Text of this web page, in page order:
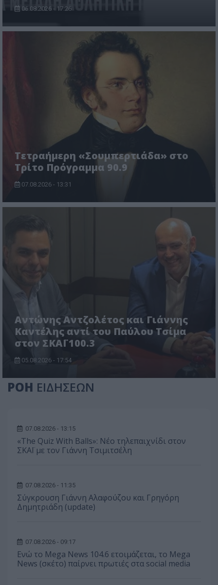
06.08.2026 - 17:26
Τετραήμερη «Σουμπερτιάδα» στο
Τρίτο Πρόγραμμα 90.9
07.08.2026 - 13:31
Αντώνης Αντζολέτος και Γιάννης
Καντέλης αντί του Παύλου Τσίμα
στον ΣΚΑΪ 100.3
05.08.2026 - 17:54
ΡΟΗ ΕΙΔΗΣΕΩΝ
07.08.2026 - 13:15
«The Quiz With Balls»: Νέο τηλεπαιχνίδι στον
ΣΚΑΪ με τον Γιάννη Τσιμιτσέλη
07.08.2026 - 11:35
Σύγκρουση Γιάννη Αλαφούζου και Γρηγόρη
Δημητριάδη (update)
07.08.2026 - 09:17
Ενώ το Mega News 104.6 ετοιμάζεται, το Mega
News (σκέτο) παίρνει πρωτιές στα social media